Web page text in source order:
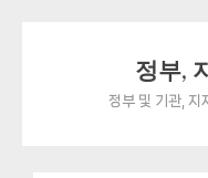
정부,
정부 및 기관, 지